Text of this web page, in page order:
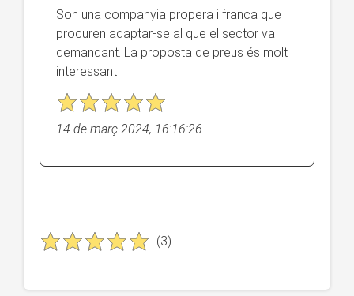
Son una companyia propera i franca que
procuren adaptar-se al que el sector va
demandant. La proposta de preus és molt
interessant
14 de març 2024, 16:16:26
(3)